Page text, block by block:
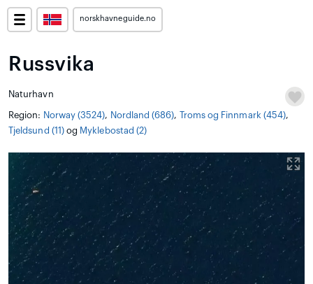
norskhavneguide.no
Russvika
Naturhavn
Region: Norway (3524), Nordland (686), Troms og Finnmark (454),
Tjeldsund (11)og Myklebostad (2)